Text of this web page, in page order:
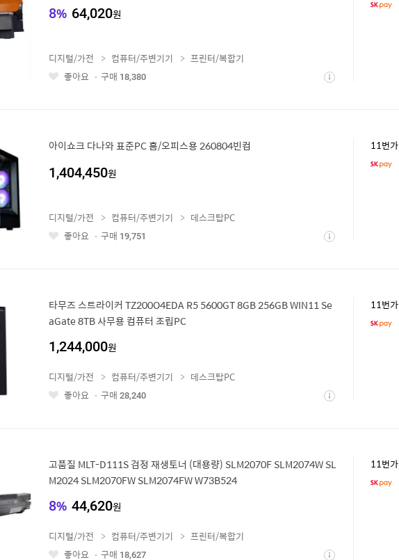
8% 64,020원
좋 상
디지털/가전 컴퓨터/주변기기
프린터/복합기
좋아요
구매 18,380
아이쇼크 다나와 표준PC 홈/오피스용 260804빈컴
1,404,450원
11번가
좋 상
디지털/가전 컴퓨터/주변기기
데스크탑PC
좋아요
구매 19,751
타무즈 스트라이커 TZ200O4EDA R5 5600GT 8GB 256GB WIN11 Se
aGate 8TB 사무용 컴퓨터 조립PC
1,244,000원
11번가
좋 상
디지털/가전 컴퓨터/주변기기
데스크탑PC
좋아요
구매 28,240
고품질 MLT-D111S 검정 재생토너 (대용량) SLM2070F SLM2074W SL
M2024 SLM2070FW SLM2074FW W73B524
8% 44,620원
11번가
디지털/가전 컴퓨터/주변기기
프린터/복합기
좋아요
구매 18,627